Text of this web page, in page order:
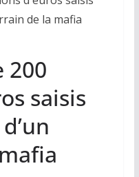
200
saisis